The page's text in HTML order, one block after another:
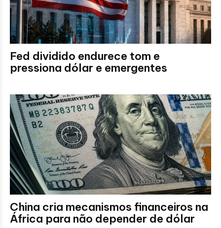
Fed dividido endurece tom e
pressiona dólar e emergentes
China cria mecanismos financeiros na
África para não depender de dólar